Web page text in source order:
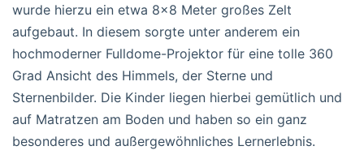
wurde hierzu ein etwa 8×8 Meter großes Zelt
aufgebaut. In diesem sorgte unter anderem ein
hochmoderner Fulldome-Projektor für eine tolle 360
Grad Ansicht des Himmels, der Sterne und
Sternenbilder. Die Kinder liegen hierbei gemütlich und
auf Matratzen am Boden und haben so ein ganz
besonderes und außergewöhnliches Lernerlebnis.